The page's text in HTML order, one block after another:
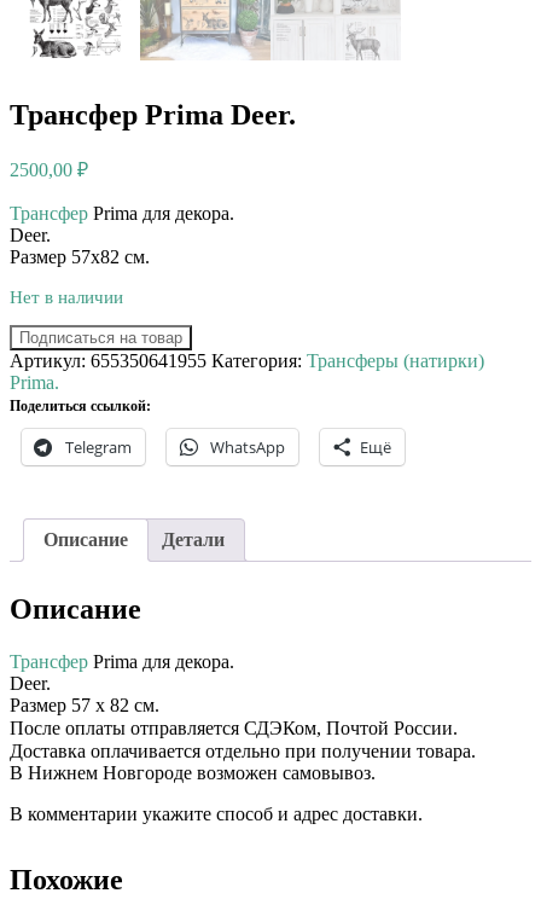
Трансфер Prima Deer.
2500,00 ₽
Трансфер Prima для декора. ⠀⠀
Deer.
Размер 57х82 см.
Нет в наличии
Подписаться на товар
Артикул: 655350641955 Категория: Трансферы (натирки)
Prima.
Поделиться ссылкой:
Telegram WhatsApp Ещё
Описание Детали
Описание
Трансфер Prima для декора. ⠀⠀
Deer.
Размер 57 х 82 см.
После оплаты отправляется СДЭКом, Почтой России. ⠀⠀
Доставка оплачивается отдельно при получении товара. ⠀⠀
В Нижнем Новгороде возможен самовывоз.
В комментарии укажите способ и адрес доставки.
Похожие